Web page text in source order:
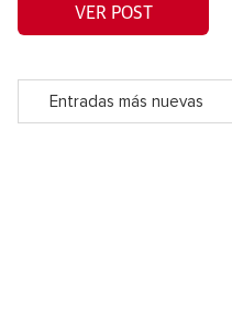
VER POST
Entradas más nuevas